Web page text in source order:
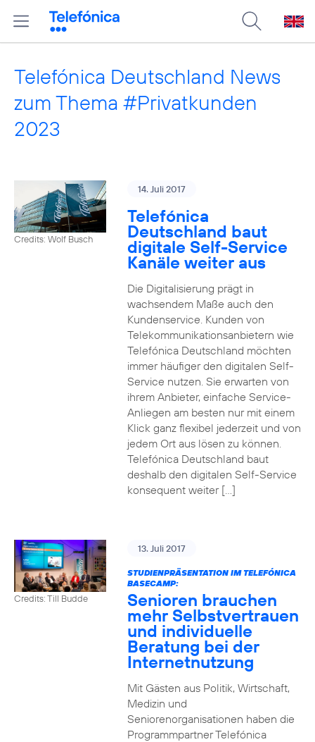
Telefónica Deutschland News
zum Thema #Privatkunden
2023
Credits: Wolf Busch
14. Juli 2017
Telefónica
Deutschland baut
digitale Self-Service
Kanäle weiter aus
Die Digitalisierung prägt in
wachsendem Maße auch den
Kundenservice. Kunden von
Telekommunikationsanbietern wie
Telefónica Deutschland möchten
immer häufiger den digitalen Self-
Service nutzen. Sie erwarten von
ihrem Anbieter, einfache Service-
Anliegen am besten nur mit einem
Klick ganz flexibel jederzeit und von
jedem Ort aus lösen zu können.
Telefónica Deutschland baut
deshalb den digitalen Self-Service
konsequent weiter […]
Credits: Till Budde
13. Juli 2017
STUDIENPRÄSENTATION IM TELEFÓNICA
BASECAMP:
Senioren brauchen
mehr Selbstvertrauen
und individuelle
Beratung bei der
Internetnutzung
Mit Gästen aus Politik, Wirtschaft,
Medizin und
Seniorenorganisationen haben die
Programmpartner Telefónica